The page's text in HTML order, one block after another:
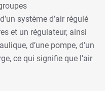
système d’air régulé
et un régulateur, ainsi
d’une pompe, d’un
ce qui signifie que l’air